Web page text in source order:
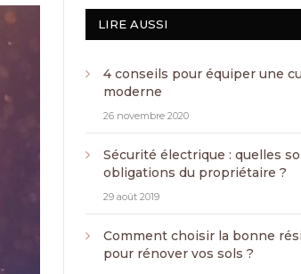
LIRE AUSSI
4 conseils pour équiper une
moderne
26 novembre 2020
Sécurité électrique : quelles
obligations du propriétaire ?
29 août 2019
Comment choisir la bonne
pour rénover vos sols ?